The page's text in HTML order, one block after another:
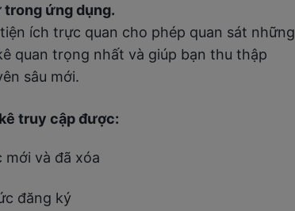
ứng dụng.
ích trực quan cho phép quan sát những
quan trọng nhất và giúp bạn thu thập
sâu mới.
truy cập được:
mới và đã xóa
đăng ký